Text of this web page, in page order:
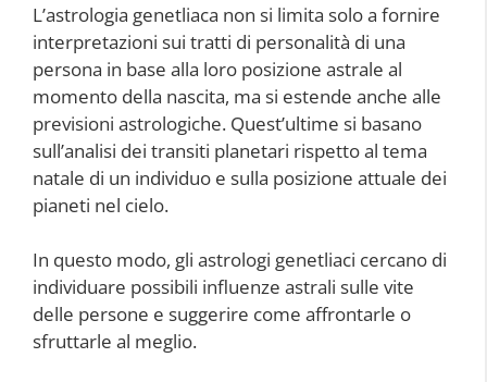
L’astrologia genetliaca non si limita solo a fornire
interpretazioni sui tratti di personalità di una
persona in base alla loro posizione astrale al
momento della nascita, ma si estende anche alle
previsioni astrologiche. Quest’ultime si basano
sull’analisi dei transiti planetari rispetto al tema
natale di un individuo e sulla posizione attuale dei
pianeti nel cielo.
In questo modo, gli astrologi genetliaci cercano di
individuare possibili influenze astrali sulle vite
delle persone e suggerire come affrontarle o
sfruttarle al meglio.